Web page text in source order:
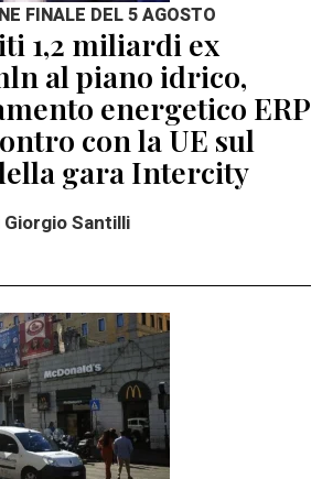
FINALE DEL 5 AGOSTO
1,2 miliardi ex
al piano idrico,
energetico ERP
con la UE sul
gara Intercity
Giorgio Santilli